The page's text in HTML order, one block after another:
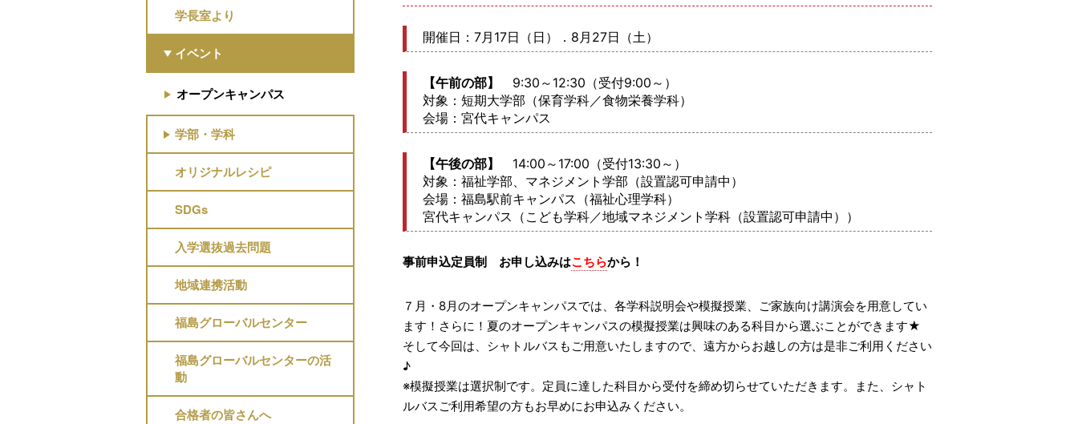
学長室より
イベント
オープンキャンパス
学部・学科
オリジナルレシピ
SDGs
入学選抜過去問題
地域連携活動
福島グローバルセンター
福島グローバルセンターの活
動
合格者の皆さんへ
開催日：7月17日（日）．8月27日（土）
【午前の部】
9:30～12:30（受付9:00～）
対象：短期大学部（保育学科／食物栄養学科）
会場：宮代キャンパス
【午後の部】
14:00～17:00（受付13:30～）
対象：福祉学部、マネジメント学部（設置認可申請中）
会場：福島駅前キャンパス（福祉心理学科）
宮代キャンパス（こども学科／地域マネジメント学科（設置認可申請中））
事前申込定員制 お申し込みはこちらから！
７月・8月のオープンキャンパスでは、各学科説明会や模擬授業、ご家族向け講演会を用意してい
ます！さらに！夏のオープンキャンパスの模擬授業は興味のある科目から選ぶことができます★
そして今回は、シャトルバスもご用意いたしますので、遠方からお越しの方は是非ご利用ください
♪
※模擬授業は選択制です。定員に達した科目から受付を締め切らせていただきます。また、シャト
ルバスご利用希望の方もお早めにお申込みください。